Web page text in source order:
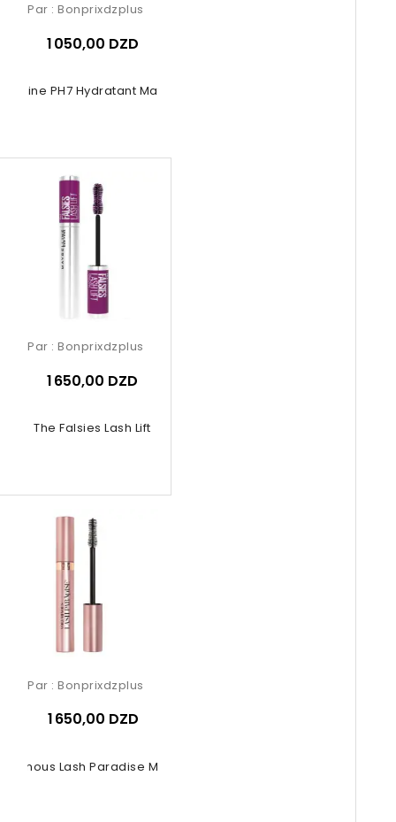
PH7 Hydratant Matifiant -...
Par : Bonprixdzplus
1 050,00 DZD
The Falsies Lash Lift
Par : Bonprixdzplus
1 650,00 DZD
Lash Paradise Mascara
Par : Bonprixdzplus
1 650,00 DZD